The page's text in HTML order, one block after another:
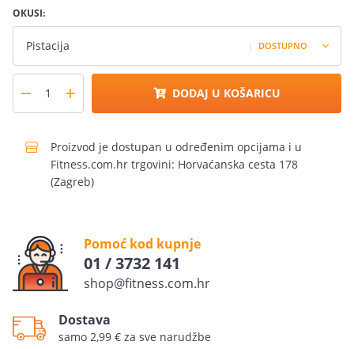
OKUSI:
Pistacija DOSTUPNO
DODAJ U KOŠARICU
Proizvod je dostupan u određenim opcijama i u
Fitness.com.hr trgovini: Horvaćanska cesta 178
(Zagreb)
Pomoć kod kupnje
01 / 3732 141
shop@fitness.com.hr
Dostava
samo 2,99 € za sve narudžbe